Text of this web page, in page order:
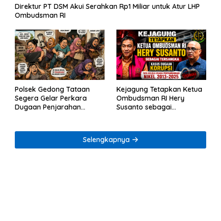
Direktur PT DSM Akui Serahkan Rp1 Miliar untuk Atur LHP
Ombudsman RI
Polsek Gedong Tataan
Segera Gelar Perkara
Dugaan Penjarahan
Kejagung Tetapkan Ketua
Ombudsman RI Hery
Susanto sebagai
Tambang Nikel
Selengkapnya